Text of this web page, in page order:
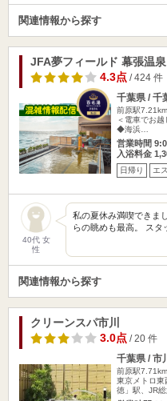
関連情報から探す
JFA夢フィールド 幕張温
4.3点/ 424 件
千葉県 / 千
前原駅7.21km
＜電車でお
◆海浜…
営業時間
入浴料金
日帰り エ
40代 女
性
私の夏休み満喫できま
らの眺めも最高。 ス
関連情報から探す
クリーンスパ市川
3.0点/ 20 件
千葉県 / 市
前原駅7.71km
東京メトロ東
徳」駅、JR